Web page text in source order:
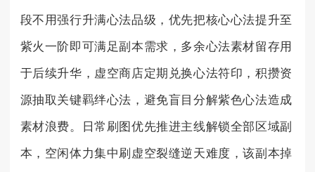
段不用强行升满心法品级，优先把核心心法提升至
紫火一阶即可满足副本需求，多余心法素材留存用
于后续升华，虚空商店定期兑换心法符印，积攒资
源抽取关键羁绊心法，避免盲目分解紫色心法造成
素材浪费。日常刷图优先推进主线解锁全部区域副
本，空闲体力集中刷虚空裂缝逆天难度，该副本掉